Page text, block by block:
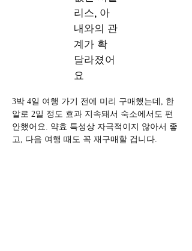
리스, 아
내와의 관
계가 확
달라졌어
요
3박 4일 여행 가기 전에 미리 구매했는데, 한
알로 2일 정도 효과 지속돼서 숙소에서도 편
안했어요. 약효 특성상 자극적이지 않아서 좋
고, 다음 여행 때도 꼭 재구매할 겁니다.